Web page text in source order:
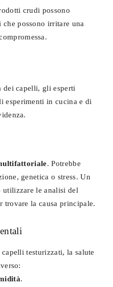
crudi possono
possono irritare una
dei capelli, gli esperti
esperimenti in cucina e di
. Potrebbe
genetica o stress. Un
le analisi del
trovare la causa principale.
testurizzati, la salute
.